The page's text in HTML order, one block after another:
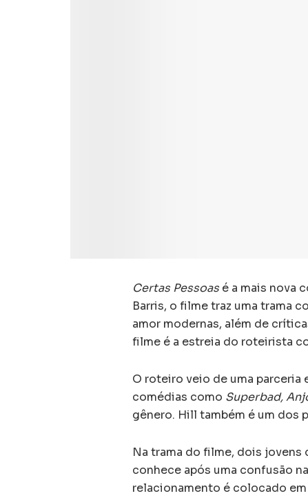
Certas Pessoas é a mais nova
Barris, o filme traz uma trama
amor modernas, além de
filme é a estreia do roteirista
O roteiro veio de uma
comédias como Superbad,
gênero. Hill também é um dos
Na trama do filme, dois
conhece após uma confusão
relacionamento é colocado